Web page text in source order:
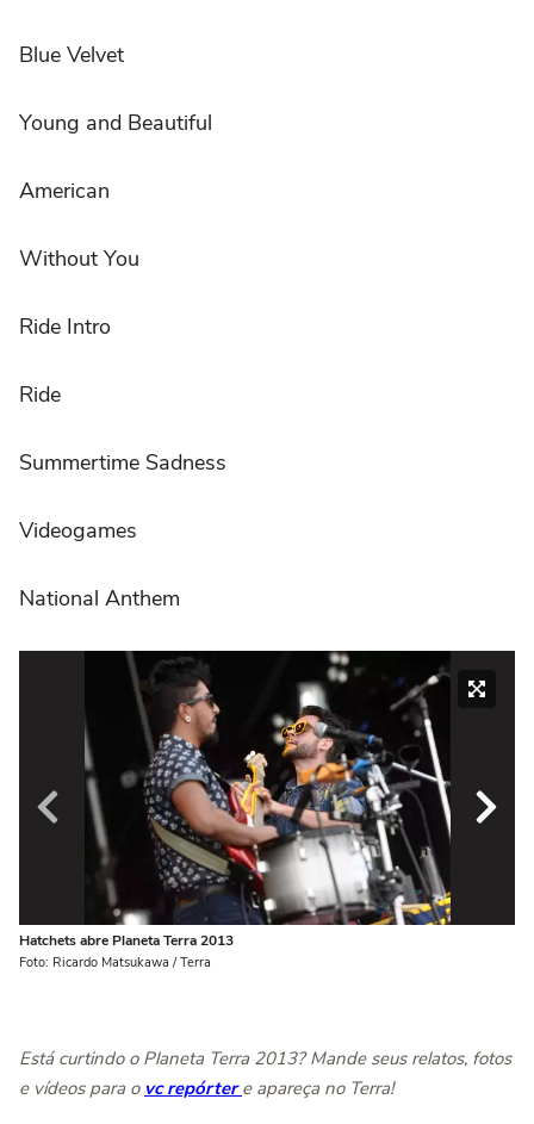
Blue Velvet
Young and Beautiful
American
Without You
Ride Intro
Ride
Summertime Sadness
Videogames
National Anthem
Hatchets abre Planeta Terra 2013
Foto: Ricardo Matsukawa / Terra
Está curtindo o Planeta Terra 2013? Mande seus relatos, fotos
e vídeos para o vc repórtere apareça no Terra!